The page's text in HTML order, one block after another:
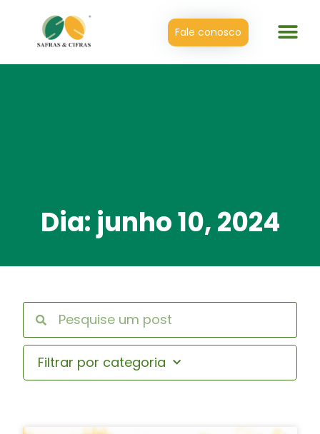
Fale conosco
Dia: junho 10, 2024
Filtrar por categoria